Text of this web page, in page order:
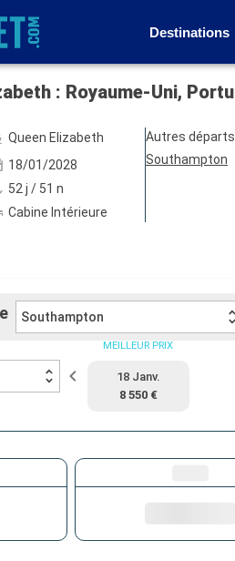
Destinations
Queen Elizabeth
18/01/2028
52 j / 51 n
Cabine Intérieure
Autres départs
Southampton
Southampton
MEILLEUR PRIX
18 Janv.
8 550 €